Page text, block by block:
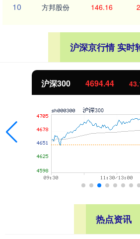
10 方邦股份 146.16
沪深京行情 实时
4694.44 43.13 0.93%
热点资讯